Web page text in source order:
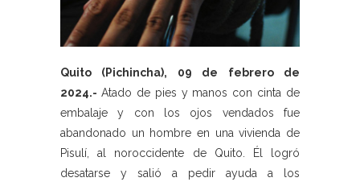
Quito (Pichincha), 09 de febrero de
2024.- Atado de pies y manos con cinta de
embalaje y con los ojos vendados fue
abandonado un hombre en una vivienda de
Pisulí, al noroccidente de Quito. Él logró
desatarse y salió a pedir ayuda a los